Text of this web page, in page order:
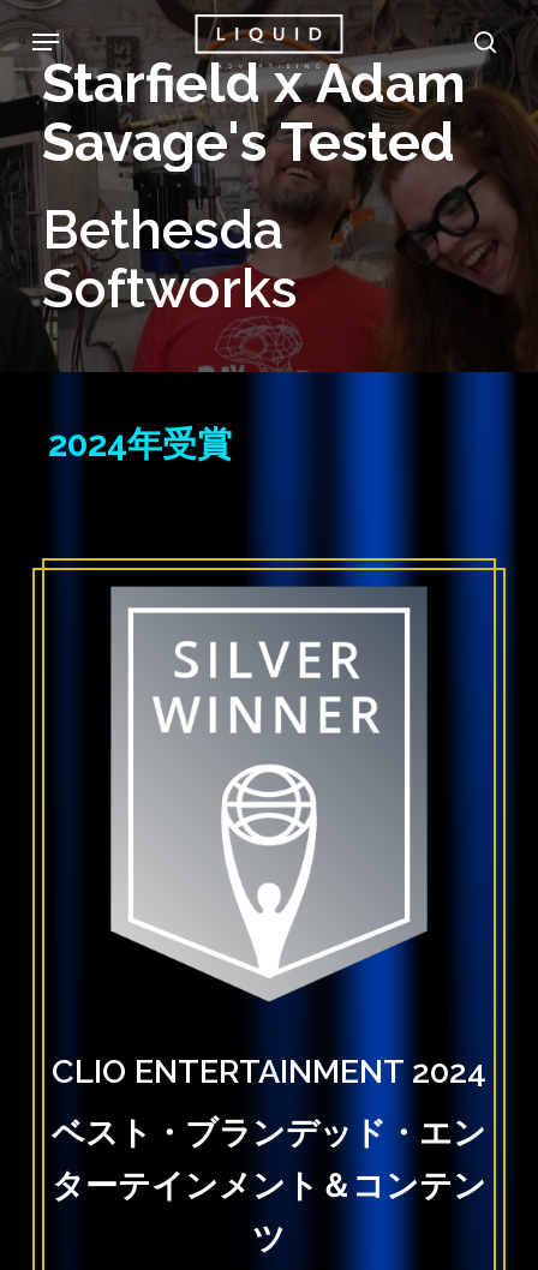
Skip
to
main
content
Menu
Starfield x Adam
Savage's Tested
Bethesda
Softworks
2024年受賞
CLIO ENTERTAINMENT 2024
ベスト・ブランデッド・エン
ターテインメント＆コンテン
ツ